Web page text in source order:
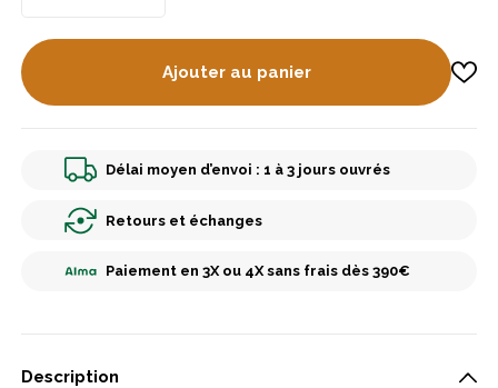
Ajouter au panier
Délai moyen d’envoi : 1 à 3 jours ouvrés
Retours et échanges
Paiement en 3X ou 4X sans frais dès 390€
Description